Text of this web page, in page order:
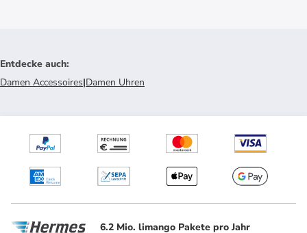
Entdecke auch:
Damen Accessoires|Damen Uhren
6.2 Mio. limango Pakete pro Jahr